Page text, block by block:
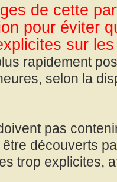
de cette
pour éviter
sur
rapidement
selon la
pas
découverts
trop explicites,